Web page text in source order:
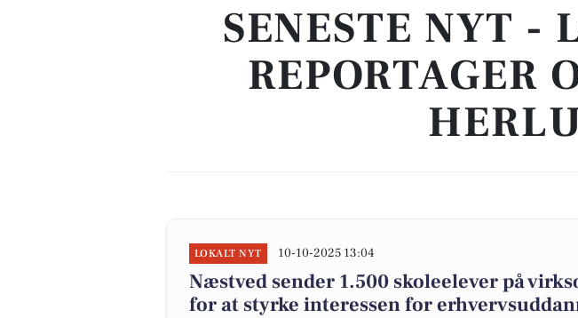
SENESTE NYT -
REPORTAGER
LOKALT NYT 10-10-2025 13:04
Næstved sender 1.500 skoleelever på
for at styrke interessen for